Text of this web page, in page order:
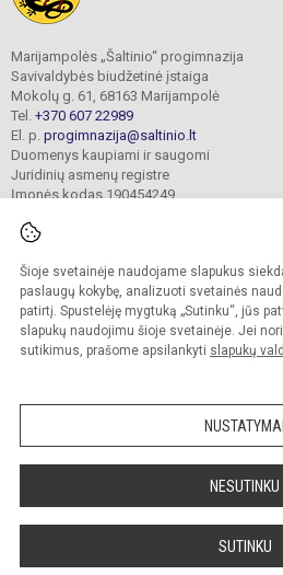
Šioje svetainėje naudojame slapukus
paslaugų kokybę, analizuoti svetainės
patirtį. Spustelėję mygtuką „Sutinku“, jūs
slapukų naudojimu šioje svetainėje. Jei
sutikimus, prašome apsilankyti slapukų
NUSTATYMAI
NESUTINKU
SUTINKU
Marijampolės „Šaltinio“ progimnazija
Savivaldybės biudžetinė įstaiga
Mokolų g. 61, 68163 Marijampolė
Tel. +370 607 22989
El. p. progimnazija@saltinio.lt
Duomenys kaupiami ir saugomi
Juridinių asmenų registre
Įmonės kodas 190454249
© 2024. Marijampolės „Šaltinio“
Kopijuoti turinį be raštiško gimnazijos
Prieinamumo paraiška
Sumanus būdas atnaujinti